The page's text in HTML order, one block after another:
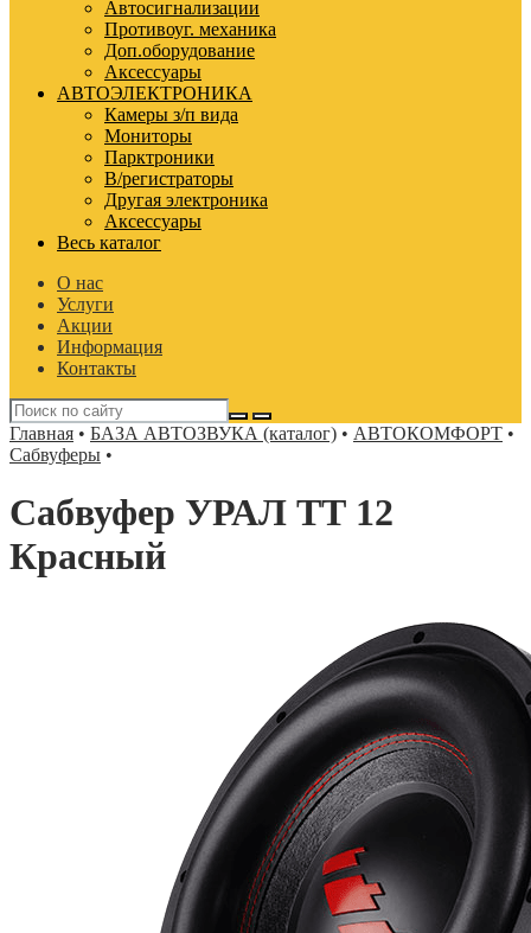
Автосигнализации
Противоуг. механика
Доп.оборудование
Аксессуары
АВТОЭЛЕКТРОНИКА
Камеры з/п вида
Мониторы
Парктроники
В/регистраторы
Другая электроника
Аксессуары
Весь каталог
О нас
Услуги
Акции
Информация
Контакты
Главная • БАЗА АВТОЗВУКА (каталог) • АВТОКОМФОРТ •
Сабвуферы •
Сабвуфер УРАЛ ТТ 12
Красный